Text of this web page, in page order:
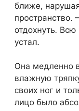
ближе,
отдохнуть.
устал.
Она медленно
влажную
своих ног и
лицо было